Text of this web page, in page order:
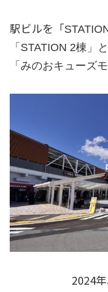
駅ビルを「
「STATION 2棟」
「みのおキューズ
2024